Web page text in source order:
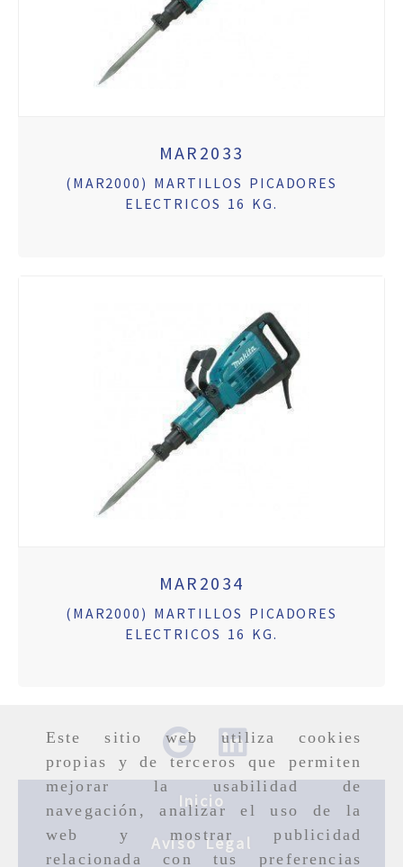
Este sitio web utiliza cookies
propias y de terceros que permiten
mejorar la usabilidad de
navegación, analizar el uso de la
web y mostrar publicidad
relacionada con tus preferencias
MAR2033
(MAR2000) MARTILLOS PICADORES
ELECTRICOS 16 KG.
MAR2034
(MAR2000) MARTILLOS PICADORES
ELECTRICOS 16 KG.
Inicio
Aviso Legal